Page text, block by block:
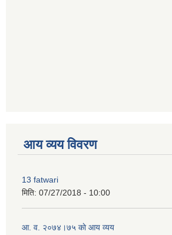
आय व्यय विवरण
13 fatwari
मिति: 07/27/2018 - 10:00
आ‍. व. २०७४।७५ काे आय व्यय